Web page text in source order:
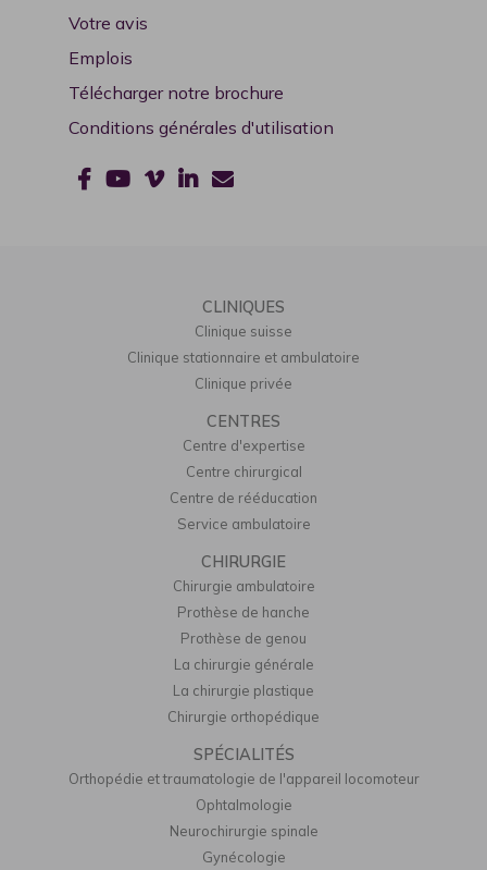
Votre avis
Emplois
Télécharger notre brochure
Conditions générales d'utilisation
CLINIQUES
Clinique suisse
Clinique stationnaire et ambulatoire
Clinique privée
CENTRES
Centre d'expertise
Centre chirurgical
Centre de rééducation
Service ambulatoire
CHIRURGIE
Chirurgie ambulatoire
Prothèse de hanche
Prothèse de genou
La chirurgie générale
La chirurgie plastique
Chirurgie orthopédique
SPÉCIALITÉS
Orthopédie et traumatologie de l'appareil locomoteur
Ophtalmologie
Neurochirurgie spinale
Gynécologie